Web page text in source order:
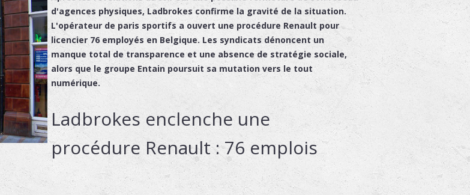
d'agences physiques, Ladbrokes confirme la gravité de la situation.
L'opérateur de paris sportifs a ouvert une procédure Renaultpour
licencier 76 employés en Belgique. Les syndicats dénoncent un
manque total de transparence et une absence de stratégie sociale,
alors que le groupe Entain poursuit sa mutation vers le tout
numérique.
Ladbrokes enclenche une
procédure Renault : 76 emplois